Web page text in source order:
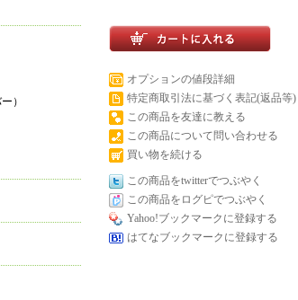
）
オプションの値段詳細
特定商取引法に基づく表記(返品等)
この商品を友達に教える
この商品について問い合わせる
買い物を続ける
この商品をtwitterでつぶやく
この商品をログピでつぶやく
Yahoo!ブックマークに登録する
はてなブックマークに登録する